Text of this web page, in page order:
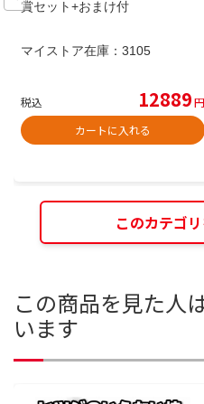
賞セット+おまけ付
マイストア在庫： 3105
税込 12889円
カートに入れる
このカテゴ
この商品を見た人
います